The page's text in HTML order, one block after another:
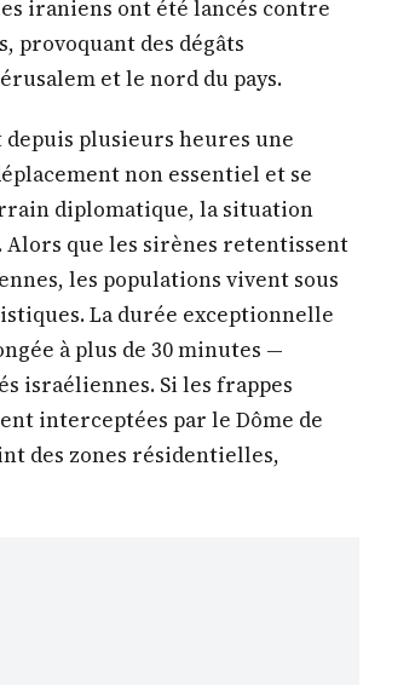
iraniens ont été lancés contre
provoquant des dégâts
et le nord du pays.
plusieurs heures une
non essentiel et se
diplomatique, la situation
Alors que les sirènes retentissent
les populations vivent sous
La durée exceptionnelle
à plus de 30 minutes —
israéliennes. Si les frappes
interceptées par le Dôme de
des zones résidentielles,